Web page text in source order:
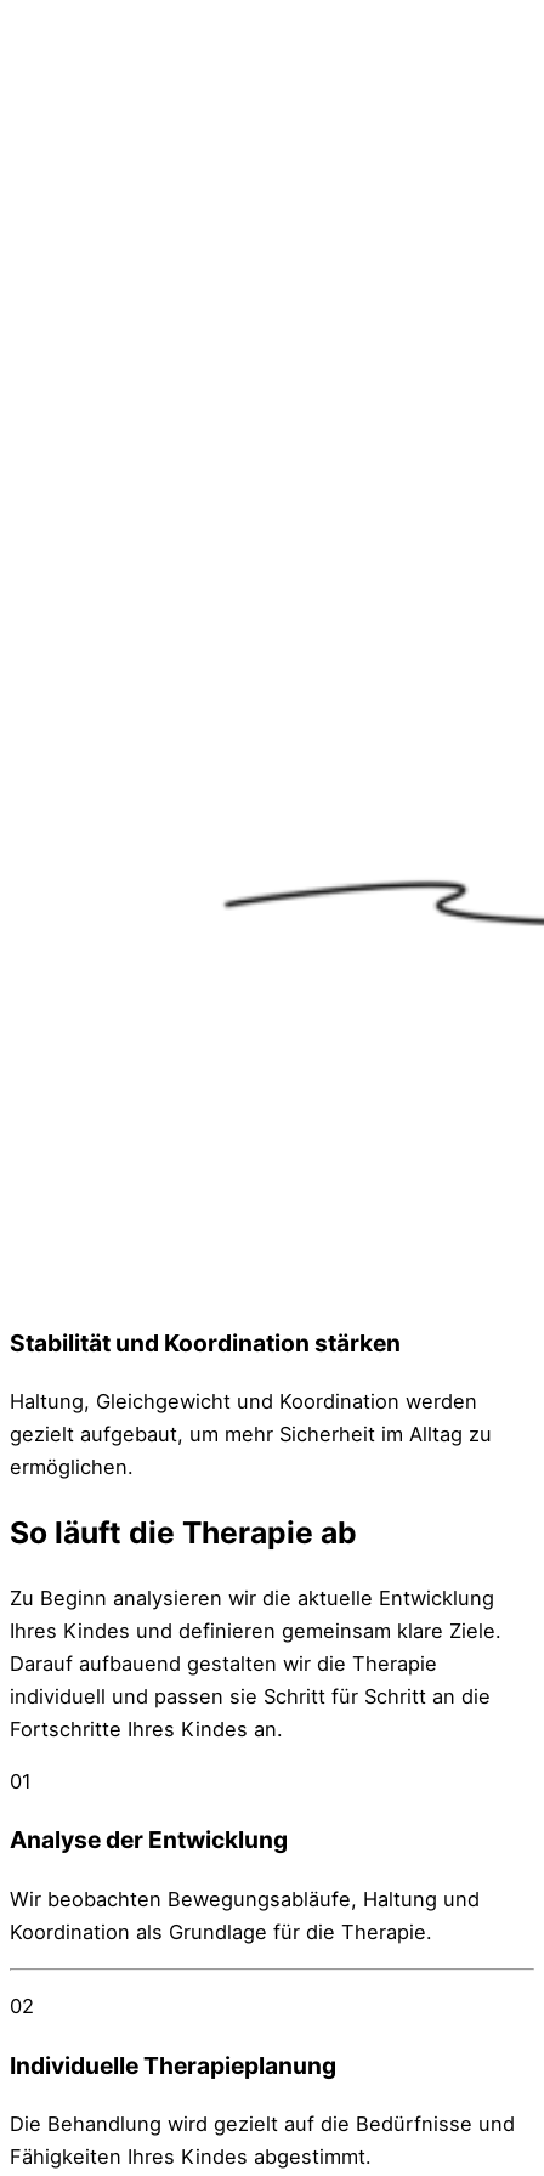
Stabilität und Koordination stärken
Haltung, Gleichgewicht und Koordination werden
gezielt aufgebaut, um mehr Sicherheit im Alltag zu
ermöglichen.
So läuft die Therapie ab
Zu Beginn analysieren wir die aktuelle Entwicklung
Ihres Kindes und definieren gemeinsam klare Ziele.
Darauf aufbauend gestalten wir die Therapie
individuell und passen sie Schritt für Schritt an die
Fortschritte Ihres Kindes an.
01
Analyse der Entwicklung
Wir beobachten Bewegungsabläufe, Haltung und
Koordination als Grundlage für die Therapie.
02
Individuelle Therapieplanung
Die Behandlung wird gezielt auf die Bedürfnisse und
Fähigkeiten Ihres Kindes abgestimmt.